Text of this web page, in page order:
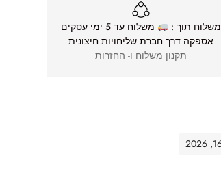
משלוח תוך :
משלוח עד 5 ימי עסקים
אספקה דרך חברת שליחויות חיצונית
תקנון משלוח ו- החזרות